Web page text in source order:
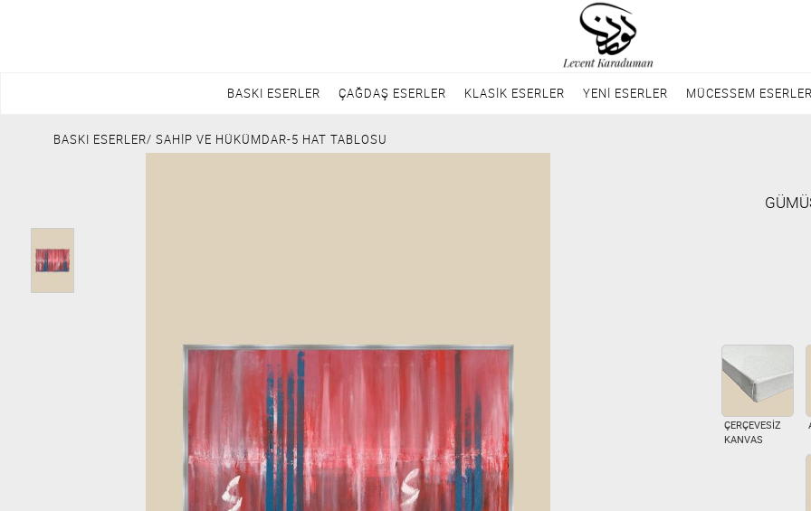
BASKI ESERLER ÇAĞDAŞ ESERLER KLASİK ESERLER YENİ ESERLER MÜCESSEM ESERLER
BASKI ESERLER/ SAHİP VE HÜKÜMDAR-5 HAT TABLOSU
ÇERÇEVESİZ
KANVAS